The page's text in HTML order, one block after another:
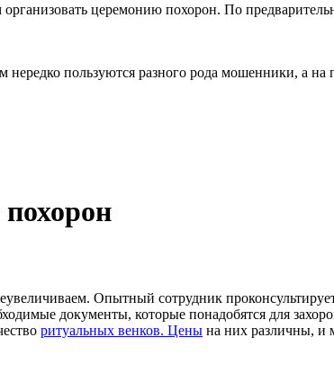
церемонию похорон. По
нередко пользуются разного рода мошенники, а
Опытный сотрудник
документы, которые понадобятся для
ритуальных венков. Цены на них различны, и